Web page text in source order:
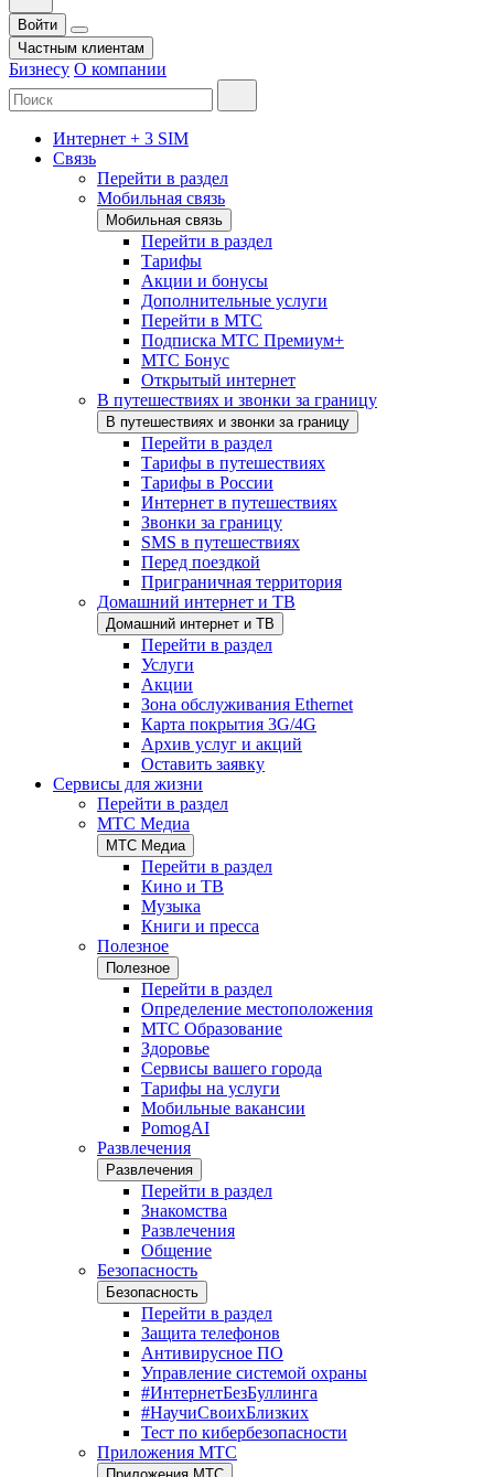
Войти
Частным клиентам
Бизнесу О компании
Интернет + 3 SIM
Связь
Перейти в раздел
Мобильная связь
Мобильная связь
Перейти в раздел
Тарифы
Акции и бонусы
Дополнительные услуги
Перейти в МТС
Подписка МТС Премиум+
МТС Бонус
Открытый интернет
В путешествиях и звонки за границу
В путешествиях и звонки за границу
Перейти в раздел
Тарифы в путешествиях
Тарифы в России
Интернет в путешествиях
Звонки за границу
SMS в путешествиях
Перед поездкой
Приграничная территория
Домашний интернет и ТВ
Домашний интернет и ТВ
Перейти в раздел
Услуги
Акции
Зона обслуживания Ethernet
Карта покрытия 3G/4G
Архив услуг и акций
Оставить заявку
Сервисы для жизни
Перейти в раздел
МТС Медиа
МТС Медиа
Перейти в раздел
Кино и ТВ
Музыка
Книги и пресса
Полезное
Полезное
Перейти в раздел
Определение местоположения
МТС Образование
Здоровье
Сервисы вашего города
Тарифы на услуги
Мобильные вакансии
PomogAI
Развлечения
Развлечения
Перейти в раздел
Знакомства
Развлечения
Общение
Безопасность
Безопасность
Перейти в раздел
Защита телефонов
Антивирусное ПО
Управление системой охраны
#ИнтернетБезБуллинга
#НаучиСвоихБлизких
Тест по кибербезопасности
Приложения МТС